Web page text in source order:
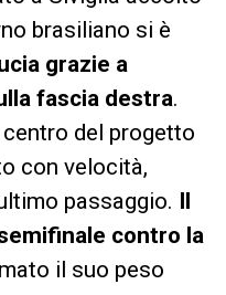
brasiliano si è
grazie a
fascia destra.
del progetto
con velocità,
passaggio. Il
contro la
il suo peso